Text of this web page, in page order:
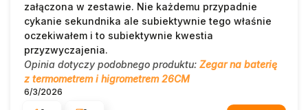
załączona w zestawie. Nie każdemu przypadnie
cykanie sekundnika ale subiektywnie tego właśnie
oczekiwałem i to subiektywnie kwestia
przyzwyczajenia.
Opinia dotyczy podobnego produktu: Zegar na baterię
z termometrem i higrometrem 26CM
6/3/2026